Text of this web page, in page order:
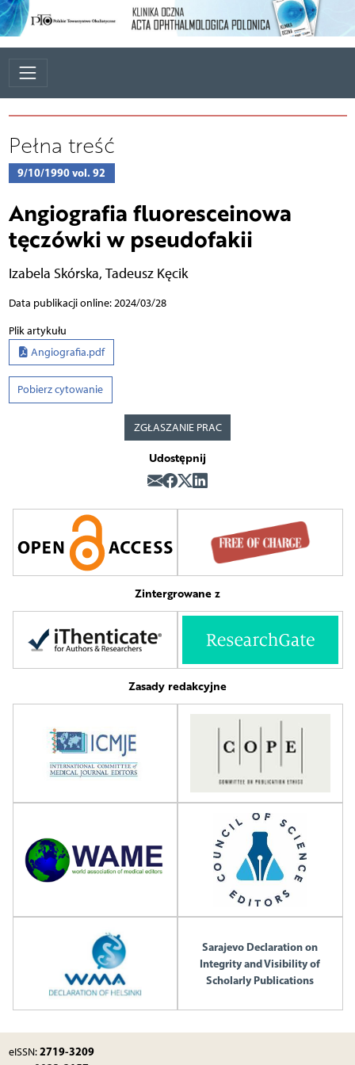
Pełna treść
9/10/1990 vol. 92
Angiografia fluoresceinowa
tęczówki w pseudofakii
Izabela Skórska, Tadeusz Kęcik
Data publikacji online: 2024/03/28
Plik artykułu
Angiografia.pdf
Pobierz cytowanie
ZGŁASZANIE PRAC
Udostępnij
Zintergrowane z
Zasady redakcyjne
Sarajevo Declaration on
Integrity and Visibility of
Scholarly Publications
eISSN:2719-3209